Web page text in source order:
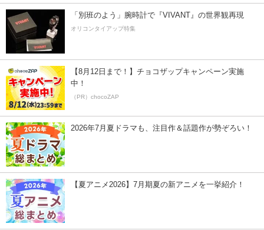
「別班のよう」腕時計で『VIVANT』の世界観再現
オリコンタイアップ特集
【8月12日まで！】チョコザップキャンペーン実施
中！
（PR）chocoZAP
2026年7月夏ドラマも、注目作＆話題作が勢ぞろい！
【夏アニメ2026】7月期夏の新アニメを一挙紹介！